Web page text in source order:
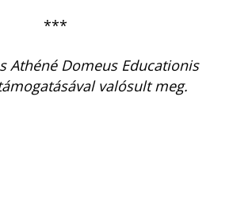
***
Athéné Domeus Educationis
valósult meg.